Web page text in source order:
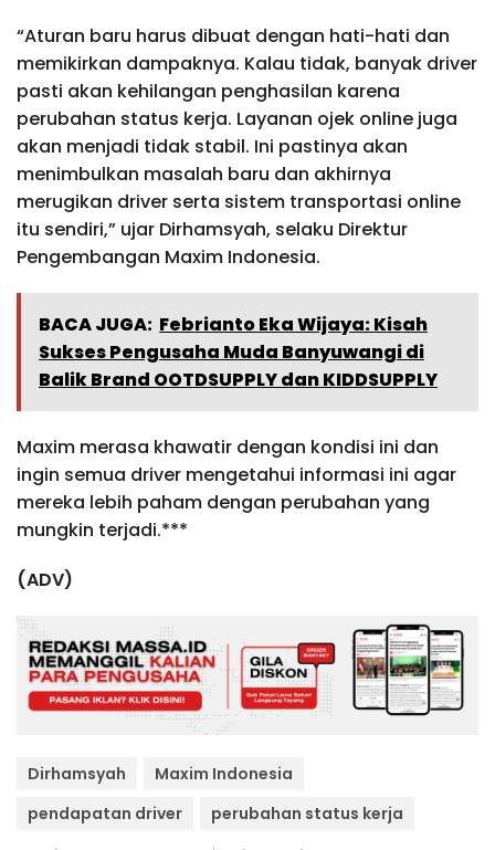
“Aturan baru harus dibuat dengan hati-hati dan
memikirkan dampaknya. Kalau tidak, banyak driver
pasti akan kehilangan penghasilan karena
perubahan status kerja. Layanan ojek online juga
akan menjadi tidak stabil. Ini pastinya akan
menimbulkan masalah baru dan akhirnya
merugikan driver serta sistem transportasi online
itu sendiri,” ujar Dirhamsyah, selaku Direktur
Pengembangan Maxim Indonesia.
BACA JUGA: Febrianto Eka Wijaya: Kisah
Sukses Pengusaha Muda Banyuwangi di
Balik Brand OOTDSUPPLY dan KIDDSUPPLY
Maxim merasa khawatir dengan kondisi ini dan
ingin semua driver mengetahui informasi ini agar
mereka lebih paham dengan perubahan yang
mungkin terjadi.***
(ADV)
Dirhamsyah
Maxim Indonesia
pendapatan driver
perubahan status kerja